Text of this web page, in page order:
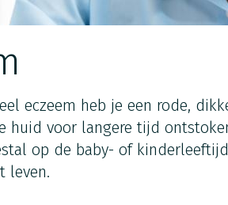
eczeem heb je een rode,
huid voor langere tijd
op de baby- of
leven.